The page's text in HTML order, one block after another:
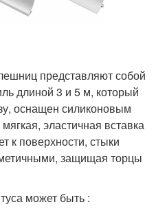
представляют собой
длиной 3 и 5 м, который
оснащен силиконовым
эластичная вставка
к поверхности, стыки
защищая торцы
может быть :